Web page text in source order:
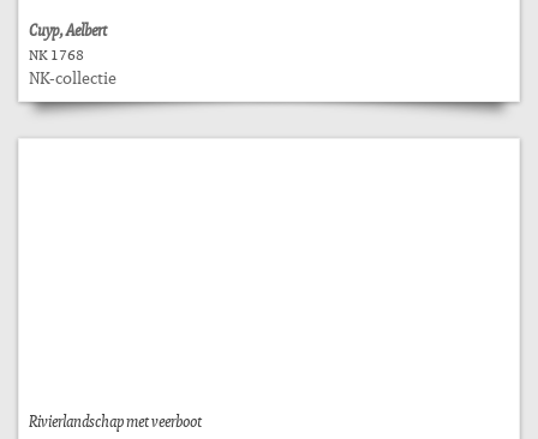
Cuyp, Aelbert
NK 1768
NK-collectie
Rivierlandschap met veerboot